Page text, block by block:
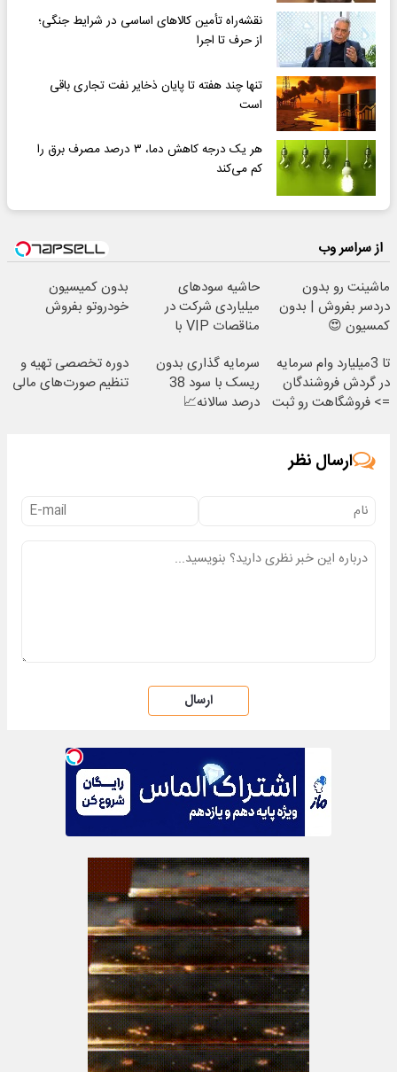
نقشه‌راه تأمین کالاهای اساسی در شرایط جنگی؛
از حرف تا اجرا
تنها چند هفته تا پایان ذخایر نفت تجاری باقی
است
هر یک درجه کاهش دما، ۳ درصد مصرف برق را
کم می‌کند
از سراسر وب
ماشینت رو بدون
دردسر بفروش | بدون
کمسیون 😍
حاشیه سودهای
میلیاردی شرکت در
مناقصات VIP با
بدون کمیسیون
خودروتو بفروش
تا 3میلیارد وام سرمایه
در گردش فروشندگان
=> فروشگاهت رو ثبت
سرمایه گذاری بدون
ریسک با سود 38
درصد سالانه📈
دوره تخصصی تهیه و
تنظیم صورت‌های مالی
ارسال نظر
ارسال